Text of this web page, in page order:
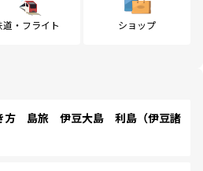
道・フライト ショップ
方 島旅 伊豆大島 利島（伊豆諸